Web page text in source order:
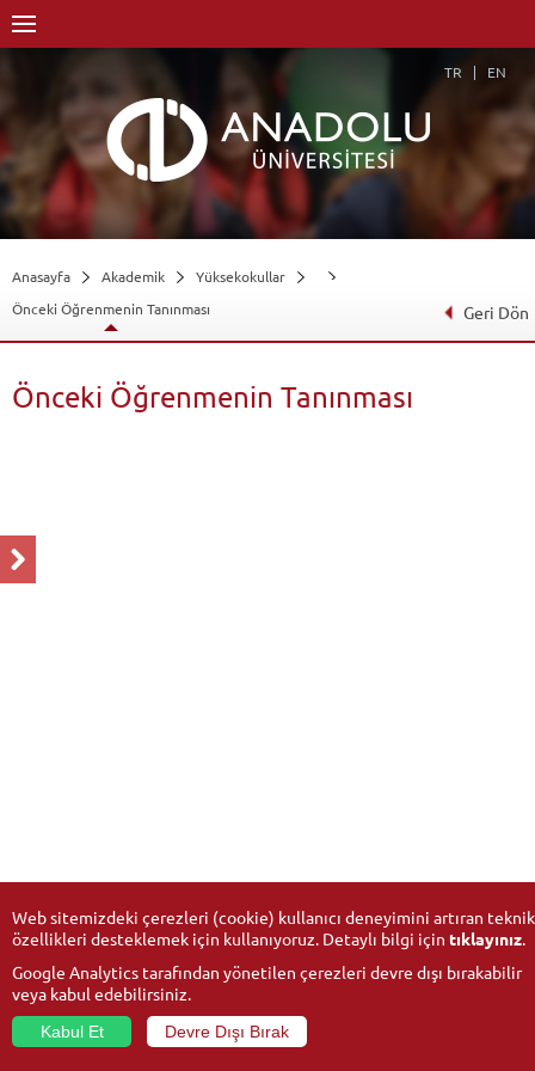
TR EN
Anasayfa Akademik
Yüksekokullar
Önceki Öğrenmenin Tanınması
Geri Dön
Önceki Öğrenmenin Tanınması
Web sitemizdeki çerezleri (cookie) kullanıcı deneyimini artıran teknik
özellikleri desteklemek için kullanıyoruz. Detaylı bilgi için tıklayınız.
Google Analytics tarafından yönetilen çerezleri devre dışı bırakabilir
veya kabul edebilirsiniz.
Kabul Et
Devre Dışı Bırak
© 2026Anadolu Üniversitesi- Tüm hakları saklıdır.